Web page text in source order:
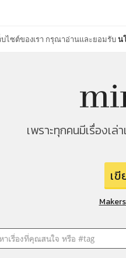
บไซต์ของเรา กรุณาอ่านและยอมรับน
เพราะทุกคนมีเรื่องเล่
เ